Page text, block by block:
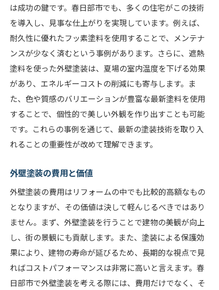
は成功の鍵です。春日部市でも、多くの住宅がこの技術
を導入し、見事な仕上がりを実現しています。例えば、
耐久性に優れたフッ素塗料を使用することで、メンテナ
ンスが少なく済むという事例があります。さらに、遮熱
塗料を使った外壁塗装は、夏場の室内温度を下げる効果
があり、エネルギーコストの削減にも寄与します。ま
た、色や質感のバリエーションが豊富な最新塗料を使用
することで、個性的で美しい外観を作り出すことも可能
です。これらの事例を通じて、最新の塗装技術を取り入
れることの重要性が改めて理解できます。
外壁塗装の費用と価値
外壁塗装の費用はリフォームの中でも比較的高額なもの
となりますが、その価値は決して軽んじるべきではあり
ません。まず、外壁塗装を行うことで建物の美観が向上
し、街の景観にも貢献します。また、塗装による保護効
果により、建物の寿命が延びるため、長期的な視点で見
ればコストパフォーマンスは非常に高いと言えます。春
日部市で外壁塗装を考える際には、費用だけでなく、そ